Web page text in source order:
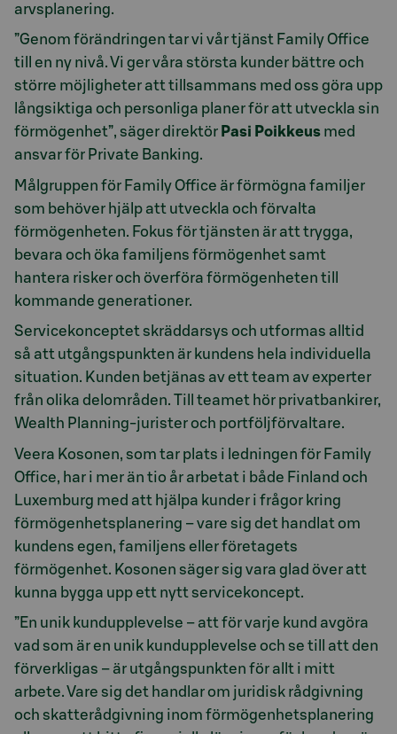
arvsplanering.
”Genom förändringen tar vi vår tjänst Family Office
till en ny nivå. Vi ger våra största kunder bättre och
större möjligheter att tillsammans med oss göra upp
långsiktiga och personliga planer för att utveckla sin
förmögenhet”, säger direktör Pasi Poikkeus med
ansvar för Private Banking.
Målgruppen för Family Office är förmögna familjer
som behöver hjälp att utveckla och förvalta
förmögenheten. Fokus för tjänsten är att trygga,
bevara och öka familjens förmögenhet samt
hantera risker och överföra förmögenheten till
kommande generationer.
Servicekonceptet skräddarsys och utformas alltid
så att utgångspunkten är kundens hela individuella
situation. Kunden betjänas av ett team av experter
från olika delområden. Till teamet hör privatbankirer,
Wealth Planning-jurister och portföljförvaltare.
Veera Kosonen, som tar plats i ledningen för Family
Office, har i mer än tio år arbetat i både Finland och
Luxemburg med att hjälpa kunder i frågor kring
förmögenhetsplanering – vare sig det handlat om
kundens egen, familjens eller företagets
förmögenhet. Kosonen säger sig vara glad över att
kunna bygga upp ett nytt servicekoncept.
”En unik kundupplevelse – att för varje kund avgöra
vad som är en unik kundupplevelse och se till att den
förverkligas – är utgångspunkten för allt i mitt
arbete. Vare sig det handlar om juridisk rådgivning
och skatterådgivning inom förmögenhetsplanering